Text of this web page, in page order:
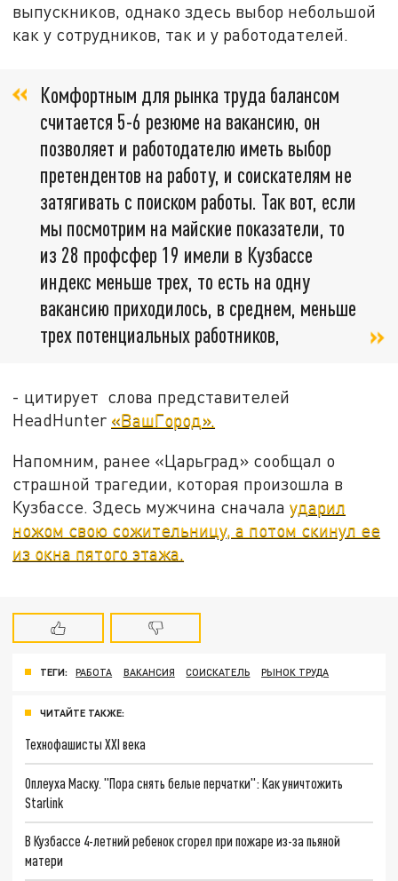
выпускников, однако здесь выбор небольшой
как у сотрудников, так и у работодателей.
Комфортным для рынка труда балансом
считается 5-6 резюме на вакансию, он
позволяет и работодателю иметь выбор
претендентов на работу, и соискателям не
затягивать с поиском работы. Так вот, если
мы посмотрим на майские показатели, то
из 28 профсфер 19 имели в Кузбассе
индекс меньше трех, то есть на одну
вакансию приходилось, в среднем, меньше
трех потенциальных работников,
- цитирует слова представителей
HeadHunter «ВашГород».
Напомним, ранее «Царьград» сообщал о
страшной трагедии, которая произошла в
Кузбассе. Здесь мужчина сначалаударил
ножом свою сожительницу, а потом скинул ее
из окна пятого этажа.
ТЕГИ: РАБОТА ВАКАНСИЯ СОИСКАТЕЛЬ РЫНОК ТРУДА
ЧИТАЙТЕ ТАКЖЕ:
Технофашисты XXI века
Оплеуха Маску. "Пора снять белые перчатки": Как уничтожить
Starlink
В Кузбассе 4-летний ребенок сгорел при пожаре из-за пьяной
матери